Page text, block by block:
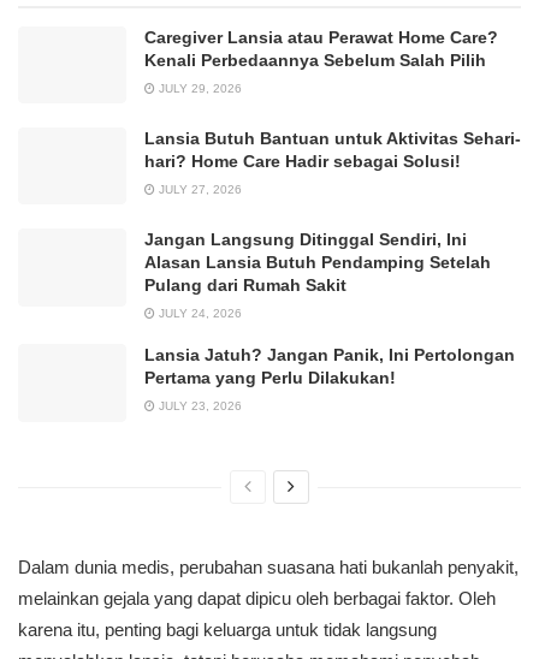
Caregiver Lansia atau Perawat Home Care?
Kenali Perbedaannya Sebelum Salah Pilih
JULY 29, 2026
Lansia Butuh Bantuan untuk Aktivitas Sehari-
hari? Home Care Hadir sebagai Solusi!
JULY 27, 2026
Jangan Langsung Ditinggal Sendiri, Ini
Alasan Lansia Butuh Pendamping Setelah
Pulang dari Rumah Sakit
JULY 24, 2026
Lansia Jatuh? Jangan Panik, Ini Pertolongan
Pertama yang Perlu Dilakukan!
JULY 23, 2026
Dalam dunia medis, perubahan suasana hati bukanlah penyakit,
melainkan gejala yang dapat dipicu oleh berbagai faktor. Oleh
karena itu, penting bagi keluarga untuk tidak langsung